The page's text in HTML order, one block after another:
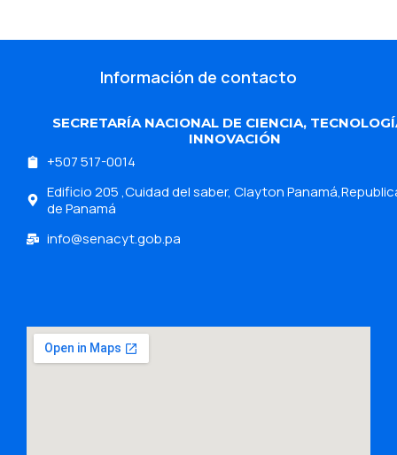
Información de contacto
SECRETARÍA NACIONAL DE CIENCIA,
INNOVACIÓN
+507 517-0014
Edificio 205 ,Cuidad del saber, Clayton
de Panamá
info@senacyt.gob.pa